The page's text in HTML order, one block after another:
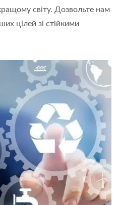
світу. Дозвольте нам
цілей зі стійкими